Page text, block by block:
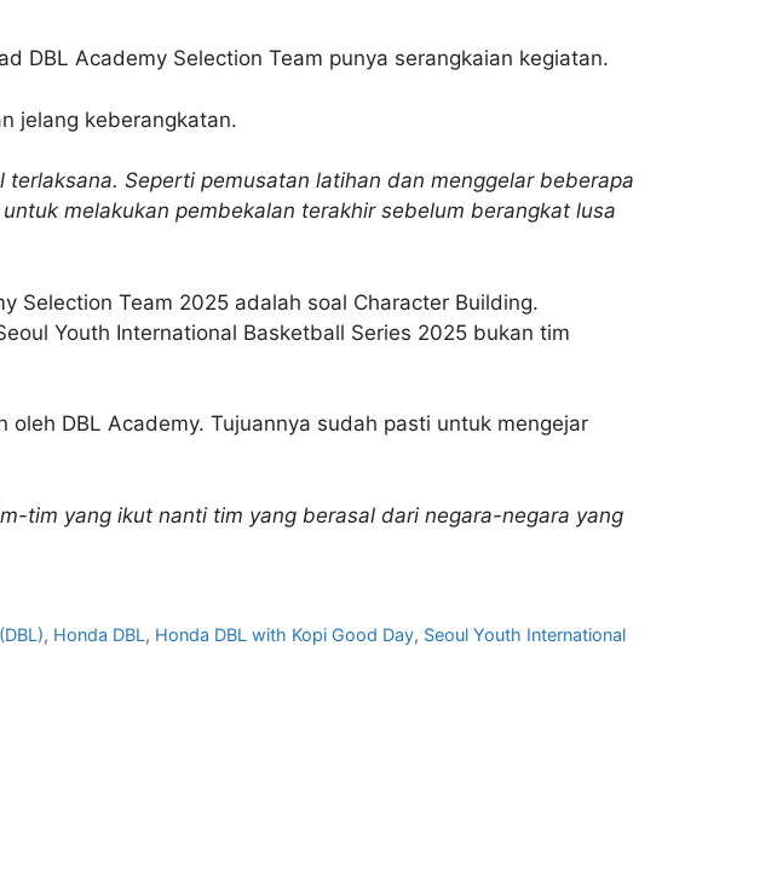
DBL Academy Selection Team punya serangkaian kegiatan.
jelang keberangkatan.
Seperti pemusatan latihan dan menggelar beberapa
melakukan pembekalan terakhir sebelum berangkat lusa
Selection Team 2025 adalah soal Character Building.
Youth International Basketball Series 2025 bukan tim
DBL Academy. Tujuannya sudah pasti untuk mengejar
tim yang ikut nanti tim yang berasal dari negara-negara yang
, Honda DBL, Honda DBL with Kopi Good Day, Seoul Youth International